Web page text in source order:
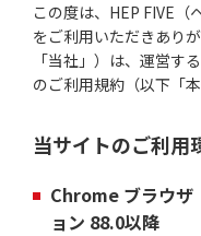
この度は、HEP FIVE（
をご利用いただきあり
「当社」）は、運営す
のご利用規約（以下「
当サイトのご利用
Chrome ブラウ
ョン 88.0以降